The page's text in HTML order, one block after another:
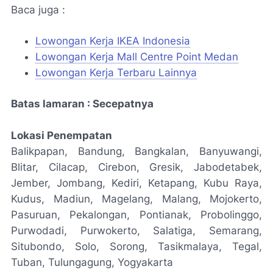
Baca juga :
Lowongan Kerja IKEA Indonesia
Lowongan Kerja Mall Centre Point Medan
Lowongan Kerja Terbaru Lainnya
Batas lamaran : Secepatnya
Lokasi Penempatan
Balikpapan, Bandung, Bangkalan, Banyuwangi,
Blitar, Cilacap, Cirebon, Gresik, Jabodetabek,
Jember, Jombang, Kediri, Ketapang, Kubu Raya,
Kudus, Madiun, Magelang, Malang, Mojokerto,
Pasuruan, Pekalongan, Pontianak, Probolinggo,
Purwodadi, Purwokerto, Salatiga, Semarang,
Situbondo, Solo, Sorong, Tasikmalaya, Tegal,
Tuban, Tulungagung, Yogyakarta